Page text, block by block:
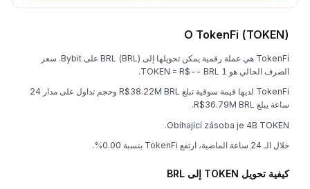
O TokenFi (TOKEN)
TokenFi هي عملة رقمية يمكن تحويلها إلى BRL (BRL) على Bybit. سعر
الصرف الحالي هو 1 TOKEN = R$-- BRL.
TokenFi لديها قيمة سوقية تبلغ R$38.22M BRL وحجم تداول على مدار 24
ساعة يبلغ R$36.79M BRL.
Obíhající zásoba je 4B TOKEN.
خلال الـ 24 ساعة الماضية، ارتفع TokenFi بنسبة 0.00%.
كيفية تحويل TOKEN إلى BRL